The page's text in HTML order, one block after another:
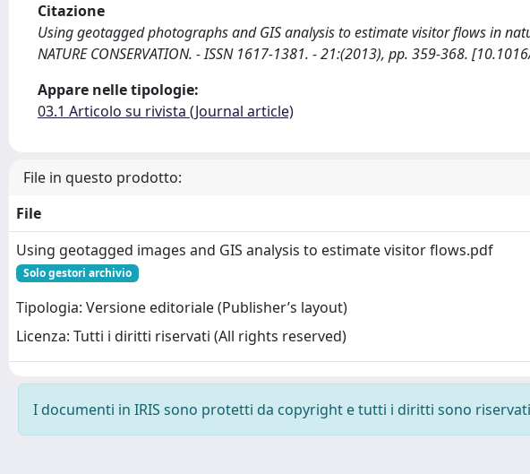
Citazione
Using geotagged photographs and GIS analysis to estimate visitor flows in
NATURE CONSERVATION. - ISSN 1617-1381. - 21:(2013), pp. 359-368.
Appare nelle tipologie:
03.1 Articolo su rivista (Journal article)
File in questo prodotto:
File
Using geotagged images and GIS analysis to estimate visitor flows.pdf
Solo gestori archivio
Tipologia: Versione editoriale (Publisher’s layout)
Licenza: Tutti i diritti riservati (All rights reserved)
I documenti in IRIS sono protetti da copyright e tutti i diritti sono